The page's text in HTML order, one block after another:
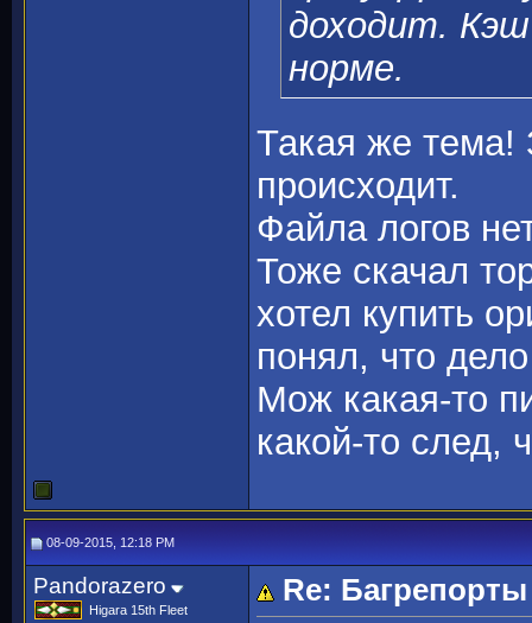
доходит.
норме.
Такая же тема!
происходит.
Файла логов
Тоже скачал
хотел купить
понял, что
Мож какая-то
какой-то след,
08-09-2015, 12:18 PM
Pandorazero
Higara 15th Fleet
Re: Багрепорты